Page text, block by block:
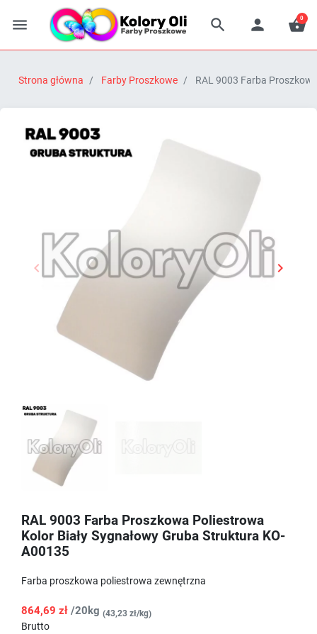
   
0
Strona główna Farby Proszkowe RAL 9003 Farba
Poprzedni
 
RAL 9003 Farba Proszkowa Poliestrowa
Kolor Biały Sygnałowy Gruba Struktura KO-
A00135
Farba proszkowa poliestrowa zewnętrzna
864,69 zł /20kg (43,23 zł/kg)
Brutto